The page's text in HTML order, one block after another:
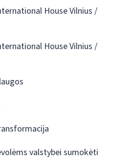
House Vilnius /
House Vilnius /
valstybei sumokėti